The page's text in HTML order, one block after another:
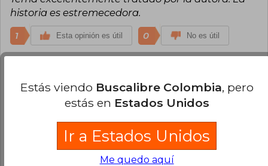
historia es estremecedora.
1 Esta opinión es útil 0 No es útil
Compra Verificada
Recibido en muy buen estado
Esta opinión es útil 0 No es útil
¿Leíste este libro? Inicia sesiónpara poder
Estás viendo Buscalibre Colombia, pero
estás en Estados Unidos
Ir a Estados Unidos
Me quedo aquí